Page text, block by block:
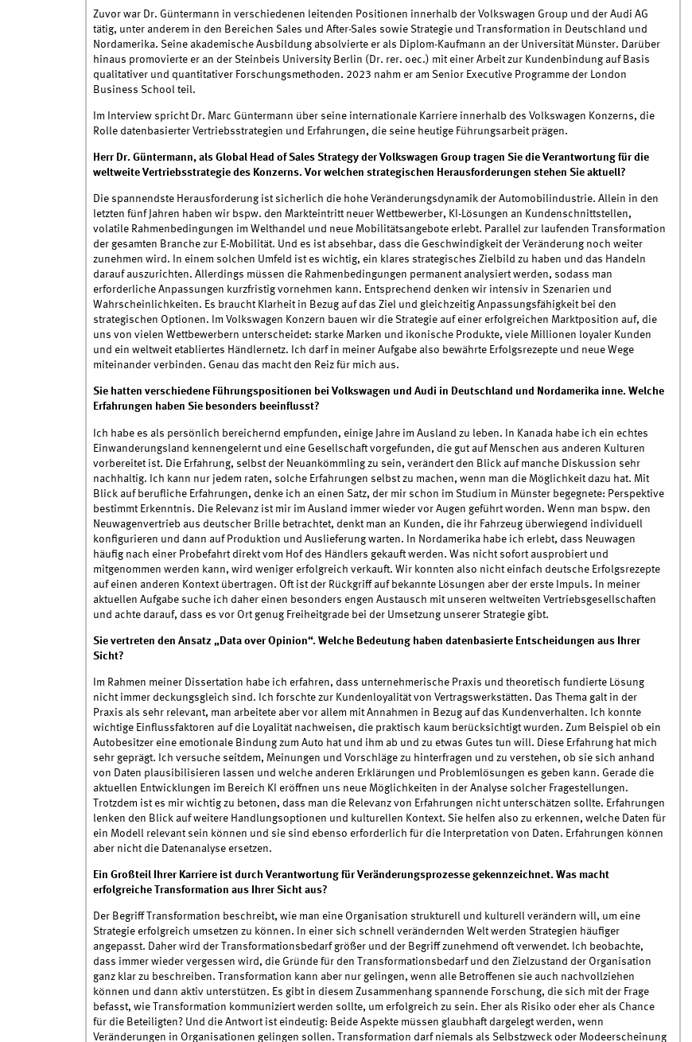
Zuvor war Dr. Güntermann in verschiedenen leitenden Positionen innerhalb der Volkswagen Group und der Audi AG
tätig, unter anderem in den Bereichen Sales und After-Sales sowie Strategie und Transformation in Deutschland und
Nordamerika. Seine akademische Ausbildung absolvierte er als Diplom-Kaufmann an der Universität Münster. Darüber
hinaus promovierte er an der Steinbeis University Berlin (Dr. rer. oec.) mit einer Arbeit zur Kundenbindung auf Basis
qualitativer und quantitativer Forschungsmethoden. 2023 nahm er am Senior Executive Programme der London
Business School teil.
Im Interview spricht Dr. Marc Güntermann über seine internationale Karriere innerhalb des Volkswagen Konzerns, die
Rolle datenbasierter Vertriebsstrategien und Erfahrungen, die seine heutige Führungsarbeit prägen.
Herr Dr. Güntermann, als Global Head of Sales Strategy der Volkswagen Group tragen Sie die Verantwortung für die
weltweite Vertriebsstrategie des Konzerns. Vor welchen strategischen Herausforderungen stehen Sie aktuell?
Die spannendste Herausforderung ist sicherlich die hohe Veränderungsdynamik der Automobilindustrie. Allein in den
letzten fünf Jahren haben wir bspw. den Markteintritt neuer Wettbewerber, KI-Lösungen an Kundenschnittstellen,
volatile Rahmenbedingungen im Welthandel und neue Mobilitätsangebote erlebt. Parallel zur laufenden Transformation
der gesamten Branche zur E-Mobilität. Und es ist absehbar, dass die Geschwindigkeit der Veränderung noch weiter
zunehmen wird. In einem solchen Umfeld ist es wichtig, ein klares strategisches Zielbild zu haben und das Handeln
darauf auszurichten. Allerdings müssen die Rahmenbedingungen permanent analysiert werden, sodass man
erforderliche Anpassungen kurzfristig vornehmen kann. Entsprechend denken wir intensiv in Szenarien und
Wahrscheinlichkeiten. Es braucht Klarheit in Bezug auf das Ziel und gleichzeitig Anpassungsfähigkeit bei den
strategischen Optionen. Im Volkswagen Konzern bauen wir die Strategie auf einer erfolgreichen Marktposition auf, die
uns von vielen Wettbewerbern unterscheidet: starke Marken und ikonische Produkte, viele Millionen loyaler Kunden
und ein weltweit etabliertes Händlernetz. Ich darf in meiner Aufgabe also bewährte Erfolgsrezepte und neue Wege
miteinander verbinden. Genau das macht den Reiz für mich aus.
Sie hatten verschiedene Führungspositionen bei Volkswagen und Audi in Deutschland und Nordamerika inne. Welche
Erfahrungen haben Sie besonders beeinflusst?
Ich habe es als persönlich bereichernd empfunden, einige Jahre im Ausland zu leben. In Kanada habe ich ein echtes
Einwanderungsland kennengelernt und eine Gesellschaft vorgefunden, die gut auf Menschen aus anderen Kulturen
vorbereitet ist. Die Erfahrung, selbst der Neuankömmling zu sein, verändert den Blick auf manche Diskussion sehr
nachhaltig. Ich kann nur jedem raten, solche Erfahrungen selbst zu machen, wenn man die Möglichkeit dazu hat. Mit
Blick auf berufliche Erfahrungen, denke ich an einen Satz, der mir schon im Studium in Münster begegnete: Perspektive
bestimmt Erkenntnis. Die Relevanz ist mir im Ausland immer wieder vor Augen geführt worden. Wenn man bspw. den
Neuwagenvertrieb aus deutscher Brille betrachtet, denkt man an Kunden, die ihr Fahrzeug überwiegend individuell
konfigurieren und dann auf Produktion und Auslieferung warten. In Nordamerika habe ich erlebt, dass Neuwagen
häufig nach einer Probefahrt direkt vom Hof des Händlers gekauft werden. Was nicht sofort ausprobiert und
mitgenommen werden kann, wird weniger erfolgreich verkauft. Wir konnten also nicht einfach deutsche Erfolgsrezepte
auf einen anderen Kontext übertragen. Oft ist der Rückgriff auf bekannte Lösungen aber der erste Impuls. In meiner
aktuellen Aufgabe suche ich daher einen besonders engen Austausch mit unseren weltweiten Vertriebsgesellschaften
und achte darauf, dass es vor Ort genug Freiheitgrade bei der Umsetzung unserer Strategie gibt.
Sie vertreten den Ansatz „Data over Opinion“. Welche Bedeutung haben datenbasierte Entscheidungen aus Ihrer
Sicht?
Im Rahmen meiner Dissertation habe ich erfahren, dass unternehmerische Praxis und theoretisch fundierte Lösung
nicht immer deckungsgleich sind. Ich forschte zur Kundenloyalität von Vertragswerkstätten. Das Thema galt in der
Praxis als sehr relevant, man arbeitete aber vor allem mit Annahmen in Bezug auf das Kundenverhalten. Ich konnte
wichtige Einflussfaktoren auf die Loyalität nachweisen, die praktisch kaum berücksichtigt wurden. Zum Beispiel ob ein
Autobesitzer eine emotionale Bindung zum Auto hat und ihm ab und zu etwas Gutes tun will. Diese Erfahrung hat mich
sehr geprägt. Ich versuche seitdem, Meinungen und Vorschläge zu hinterfragen und zu verstehen, ob sie sich anhand
von Daten plausibilisieren lassen und welche anderen Erklärungen und Problemlösungen es geben kann. Gerade die
aktuellen Entwicklungen im Bereich KI eröffnen uns neue Möglichkeiten in der Analyse solcher Fragestellungen.
Trotzdem ist es mir wichtig zu betonen, dass man die Relevanz von Erfahrungen nicht unterschätzen sollte. Erfahrungen
lenken den Blick auf weitere Handlungsoptionen und kulturellen Kontext. Sie helfen also zu erkennen, welche Daten für
ein Modell relevant sein können und sie sind ebenso erforderlich für die Interpretation von Daten. Erfahrungen können
aber nicht die Datenanalyse ersetzen.
Ein Großteil Ihrer Karriere ist durch Verantwortung für Veränderungsprozesse gekennzeichnet. Was macht
erfolgreiche Transformation aus Ihrer Sicht aus?
Der Begriff Transformation beschreibt, wie man eine Organisation strukturell und kulturell verändern will, um eine
Strategie erfolgreich umsetzen zu können. In einer sich schnell verändernden Welt werden Strategien häufiger
angepasst. Daher wird der Transformationsbedarf größer und der Begriff zunehmend oft verwendet. Ich beobachte,
dass immer wieder vergessen wird, die Gründe für den Transformationsbedarf und den Zielzustand der Organisation
ganz klar zu beschreiben. Transformation kann aber nur gelingen, wenn alle Betroffenen sie auch nachvollziehen
können und dann aktiv unterstützen. Es gibt in diesem Zusammenhang spannende Forschung, die sich mit der Frage
befasst, wie Transformation kommuniziert werden sollte, um erfolgreich zu sein. Eher als Risiko oder eher als Chance
für die Beteiligten? Und die Antwort ist eindeutig: Beide Aspekte müssen glaubhaft dargelegt werden, wenn
Veränderungen in Organisationen gelingen sollen. Transformation darf niemals als Selbstzweck oder Modeerscheinung